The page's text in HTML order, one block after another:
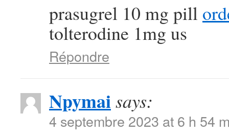
prasugrel 10 mg pill
tolterodine 1mg us
Répondre
Npymaisays:
4 septembre 2023 at 6 h 54